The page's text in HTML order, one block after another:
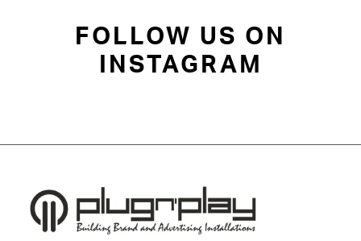
FOLLOW US ON
INSTAGRAM